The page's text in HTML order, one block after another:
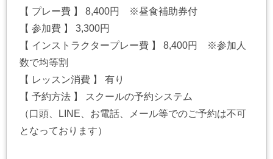
【 プレー費 】 8,400円 ※昼食補助券付
【 参加費 】 3,300円
【 インストラクタープレー費 】 8,400円 ※参加人
数で均等割
【 レッスン消費 】 有り
【 予約方法 】 スクールの予約システム
（口頭、LINE、お電話、メール等でのご予約は不可
となっております）